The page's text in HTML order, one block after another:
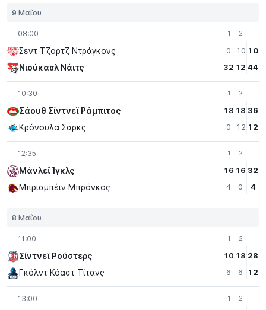
9 Μαΐου
08:00
Σεντ Τζορτζ Ντράγκονς
Νιούκασλ Νάιτς
1
0
32
2
10
12
10
44
10:30
Σάουθ Σίντνεϊ Ράμπιτος
Κρόνουλα Σαρκς
1
18
0
2
18
12
36
12
12:35
Μάνλεϊ Ίγκλς
Μπρισμπέιν Μπρόνκος
1
16
4
2
16
0
32
4
8 Μαΐου
11:00
Σίντνεϊ Ρούστερς
Γκόλντ Κόαστ Τίτανς
1
10
6
2
18
6
28
12
13:00 1 2